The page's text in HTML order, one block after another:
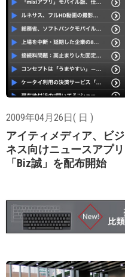
2009年04月26日( 日 )
アイティメディア、ビジ
ネス向けニュースアプリ
「Biz誠」を配布開始